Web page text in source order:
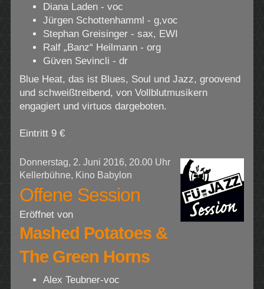
Diana Laden - voc
Jürgen Schottenhamml - g,voc
Stephan Greisinger - sax, EWI
Ralf „Banz“ Heilmann - org
Güven Sevincli - dr
Blue Heat, das ist Blues, Soul und Jazz, groovend
und schweißtreibend, von Vollblutmusikern
engagiert und virtuos dargeboten.
Eintritt 9 €
Donnerstag, 2. Juni 2016, 20.00 Uhr
Kellerbühne, Kino Babylon
Offene Session
Eröffnet von
Mashed Potatoes &
The Green Horns
Alex Teubner-voc